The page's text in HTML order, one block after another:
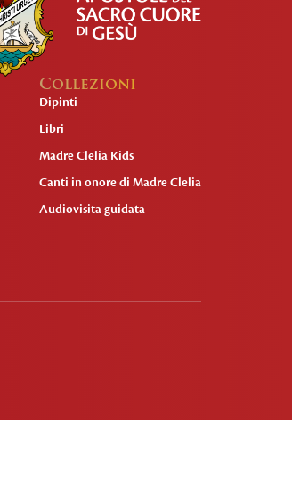
Collezioni
Dipinti
Libri
Madre Clelia Kids
Canti in onore di Madre Clelia
Audiovisita guidata